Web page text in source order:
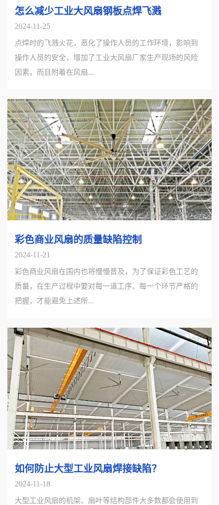
怎么减少工业大风扇钢板点焊飞溅
2024-11-25
点焊时的飞溅火花，恶化了操作人员的工作环境，影响到
操作人员的安全，增加了工业大风扇厂家生产现场的风险
因素，而且附着在风扇...
彩色商业风扇的质量缺陷控制
2024-11-21
彩色商业风扇在国内也将慢慢普及，为了保证彩色工艺的
质量，在生产过程中要对每一道工序、每一个环节严格的
把握，才能避免上述所...
如何防止大型工业风扇焊接缺陷？
2024-11-18
大型工业风扇的机架、扇叶等结构部件大多数都会使用到